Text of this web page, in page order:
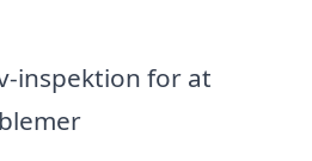
inspektion for at